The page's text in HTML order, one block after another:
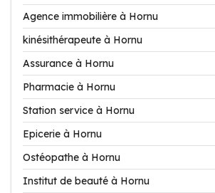
Agence immobilière à Hornu
kinésithérapeute à Hornu
Assurance à Hornu
Pharmacie à Hornu
Station service à Hornu
Epicerie à Hornu
Ostéopathe à Hornu
Institut de beauté à Hornu